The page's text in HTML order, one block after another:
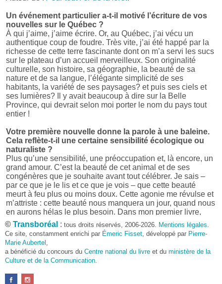
Un événement particulier a-t-il motivé l’écriture de vos
nouvelles sur le Québec ?
À qui j’aime, j’aime écrire. Or, au Québec, j’ai vécu un
authentique coup de foudre. Très vite, j’ai été happé par la
richesse de cette terre fascinante dont on m’a servi les sucs
sur le plateau d’un accueil merveilleux. Son originalité
culturelle, son histoire, sa géographie, la beauté de sa
nature et de sa langue, l’élégante simplicité de ses
habitants, la variété de ses paysages? et puis ses ciels et
ses lumières? Il y avait beaucoup à dire sur la Belle
Province, qui devrait selon moi porter le nom du pays tout
entier !
Votre première nouvelle donne la parole à une baleine.
Cela reflète-t-il une certaine sensibilité écologique ou
naturaliste ?
Plus qu’une sensibilité, une préoccupation et, là encore, un
grand amour. C’est la beauté de cet animal et de ses
congénères que je souhaite avant tout célébrer. Je sais –
par ce que je le lis et ce que je vois – que cette beauté
meurt à feu plus ou moins doux. Cette agonie me révulse et
m’attriste : cette beauté nous manquera un jour, quand nous
en aurons hélas le plus besoin. Dans mon premier livre,
j’avais pris goût à me mettre dans la peau d’une bête. Outre
l’intérêt de l’exercice littéraire, il me semble que cela peut
être un bon moyen pour transmettre certains messages.
Pourquoi avoir choisi le format des nouvelles plutôt
qu’un autre ?
D’abord parce que j’aime (décidément!) en lire !
© Transboréal : tous droits réservés, 2006-2026. Mentions légales
Ce site, constamment enrichi par Émeric Fisset , développé par Pierre-
Marie Aubertel
a bénéficié du concours du Centre national du livre et du ministère de la
Culture et de la Communication